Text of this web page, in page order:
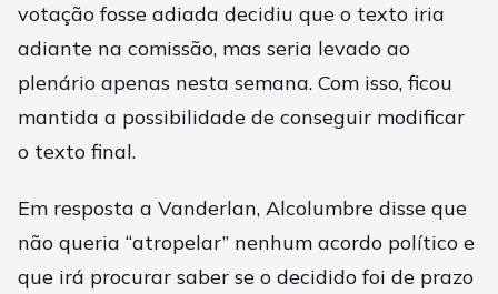
votação fosse adiada decidiu que o texto iria
adiante na comissão, mas seria levado ao
plenário apenas nesta semana. Com isso, ficou
mantida a possibilidade de conseguir modificar
o texto final.
Em resposta a Vanderlan, Alcolumbre disse que
não queria “atropelar” nenhum acordo político e
que irá procurar saber se o decidido foi de prazo